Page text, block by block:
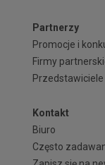
Partnerzy
Promocje i
Firmy
Przedstawiciele
Kontakt
Biuro
Często